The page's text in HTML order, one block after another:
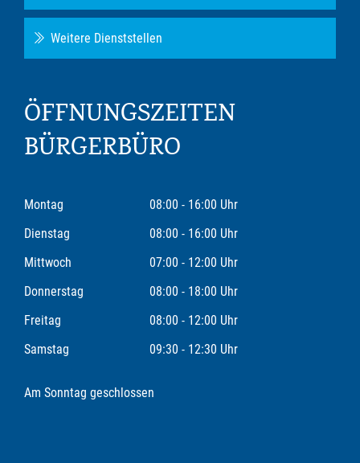
Weitere Dienststellen
ÖFFNUNGSZEITEN
BÜRGERBÜRO
Montag
08:00 - 16:00 Uhr
Dienstag
08:00 - 16:00 Uhr
Mittwoch
07:00 - 12:00 Uhr
Donnerstag
08:00 - 18:00 Uhr
Freitag
08:00 - 12:00 Uhr
Samstag
09:30 - 12:30 Uhr
Am Sonntag geschlossen